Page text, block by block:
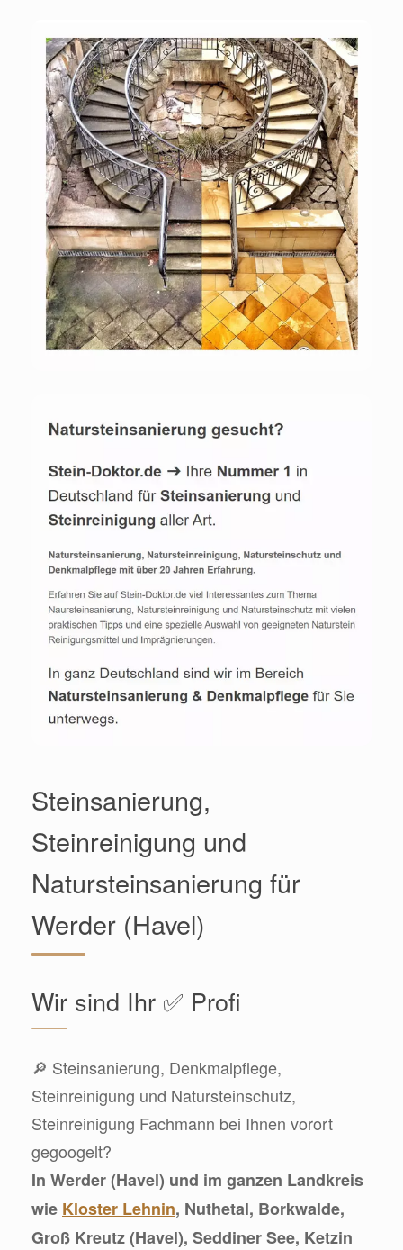
Steinsanierung,
Steinreinigung und
Natursteinsanierung für
Werder (Havel)
Wir sind Ihr ✅ Profi
🔎 Steinsanierung, Denkmalpflege,
Steinreinigung und Natursteinschutz,
Steinreinigung Fachmann bei Ihnen vorort
gegoogelt?
In Werder (Havel) und im ganzen Landkreis
wie Kloster Lehnin, Nuthetal, Borkwalde,
Groß Kreutz (Havel), Seddiner See, Ketzin